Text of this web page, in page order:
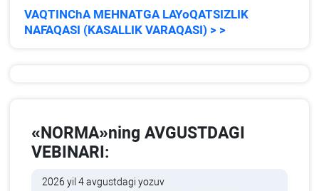
VAQTINChA MEHNATGA LAYoQATSIZLIK
NAFAQASI (KASALLIK VARAQASI) > >
«NORMA»ning AVGUSTDAGI
VEBINARI:
2026 yil 4 avgustdagi yozuv